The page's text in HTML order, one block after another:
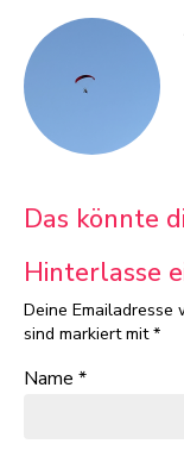
Das könnte
Hinterlasse
Deine
sind markiert mit*
Name *